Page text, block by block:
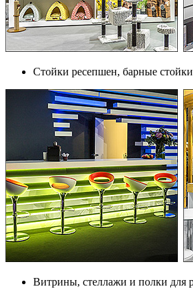
Стойки ресепшен, барные
Витрины, стеллажи и полки для